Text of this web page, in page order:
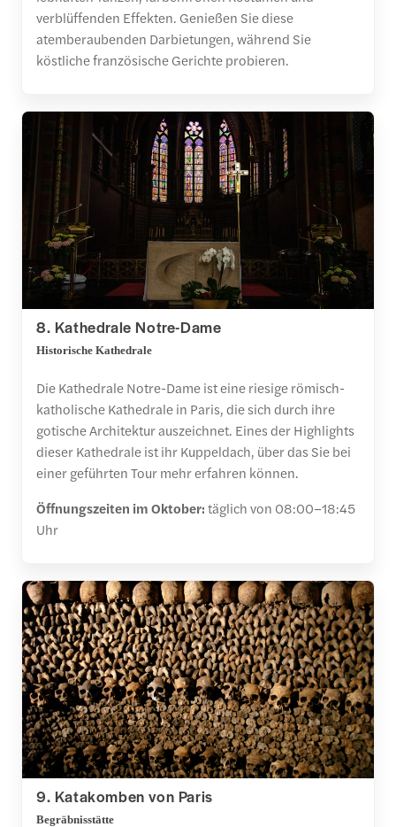
verblüffenden Effekten. Genießen Sie diese
atemberaubenden Darbietungen, während Sie
köstliche französische Gerichte probieren.
8. Kathedrale Notre-Dame
Historische Kathedrale
Die Kathedrale Notre-Dame ist eine riesige römisch-
katholische Kathedrale in Paris, die sich durch ihre
gotische Architektur auszeichnet. Eines der Highlights
dieser Kathedrale ist ihr Kuppeldach, über das Sie bei
einer geführten Tour mehr erfahren können.
Öffnungszeiten im Oktober:täglich von 08:00–18:45
Uhr
9. Katakomben von Paris
Begräbnisstätte